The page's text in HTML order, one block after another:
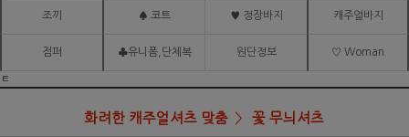
조끼 ♠ 코트 ♥ 정장바지 캐주얼바지
점퍼 ♣유니폼,단체복 원단정보 ♡ Woman
ㅌ
화려한 캐주얼셔츠 맞춤 꽃 무늬셔츠